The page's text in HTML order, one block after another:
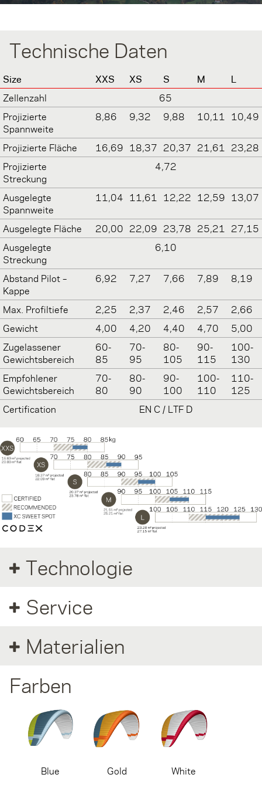
Technische Daten
Size XXS XS S M
L
Zellenzahl
65
Projizierte
Spannweite
8,86 9,32 9,88 10,11 10,49
Projizierte Fläche 16,69 18,37 20,37 21,61
23,28
Projizierte
Streckung
4,72
Ausgelegte
Spannweite
11,04 11,61 12,22 12,59 13,07
Ausgelegte Fläche 20,00 22,09 23,78 25,21
27,15
Ausgelegte
Streckung
6,10
Abstand Pilot –
Kappe
6,92 7,27 7,66 7,89 8,19
Max. Profiltiefe 2,25 2,37 2,46 2,57
2,66
Gewicht
4,00 4,20 4,40 4,70
5,00
Zugelassener
Gewichtsbereich
60-
85
70-
95
80-
105
90-
115
100-
130
Empfohlener
Gewichtsbereich
70-
80
80-
90
90-
100
100-
110
110-
125
Certification
EN C / LTF D
Technologie
Service
Materialien
Farben
Blue Gold White